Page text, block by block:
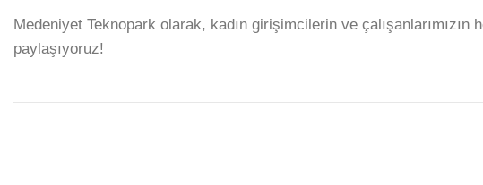
Medeniyet Teknopark olarak, kadın girişimcilerin ve çalışanlarımızın
paylaşıyoruz!